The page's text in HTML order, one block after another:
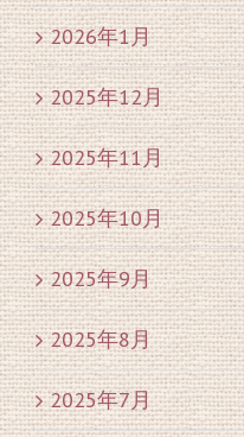
2026年1月
2025年12月
2025年11月
2025年10月
2025年9月
2025年8月
2025年7月